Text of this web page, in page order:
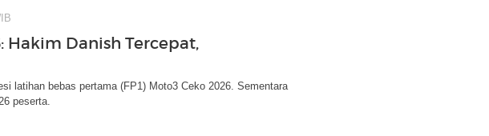
Hakim Danish Tercepat,
latihan bebas pertama (FP1) Moto3 Ceko 2026. Sementara
peserta.